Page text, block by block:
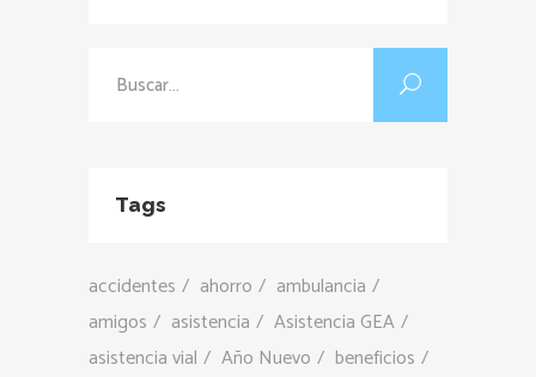
Tags
accidentes ahorro
ambulancia
amigos
asistencia
Asistencia GEA
asistencia vial
Año Nuevo
beneficios